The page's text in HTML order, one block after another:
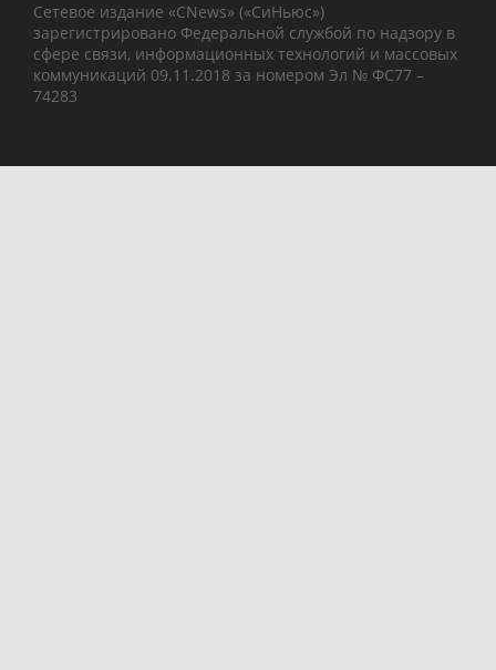
Сетевое издание «CNews» («СиНьюс»)
зарегистрировано Федеральной службой по надзору в
сфере связи, информационных технологий и массовых
коммуникаций 09.11.2018 за номером Эл № ФС77 –
74283